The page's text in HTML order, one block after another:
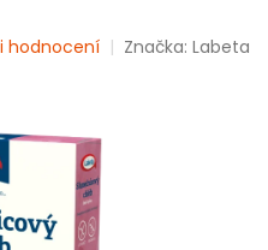
hodnocení Značka: Labeta